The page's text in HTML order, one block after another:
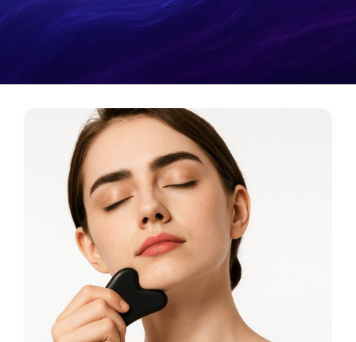
Metamatica Boutique
כלי תדר לריפוי, אסתטיקה ואיזון אנרגטי. המסע מהרוח
אל החומר מתחיל כאן.
לכניסה לבוטיק